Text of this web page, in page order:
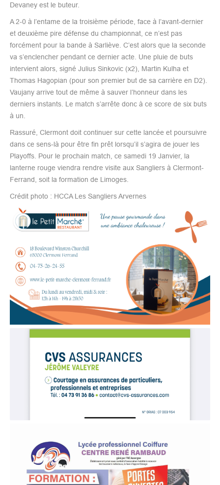
Devaney est le buteur.
A 2-0 à l’entame de la troisième période, face à l’avant-dernier
et deuxième pire défense du championnat, ce n’est pas
forcément pour la bande à Sarliève. C’est alors que la seconde
va s’enclencher pendant ce dernier acte. Une pluie de buts
intervient alors, signé Julius Sinkovic (x2), Martin Kulha et
Thomas Hagopian (pour son premier but de sa carrière en D2).
Vaujany arrive tout de même à sauver l’honneur dans les
derniers instants. Le match s’arrête donc à ce score de six buts
à un.
Rassuré, Clermont doit continuer sur cette lancée et poursuivre
dans ce sens-là pour être fin prêt lorsqu’il s’agira de jouer les
Playoffs. Pour le prochain match, ce samedi 19 Janvier, la
lanterne rouge viendra rendre visite aux Sangliers à Clermont-
Ferrand, soit la formation de Limoges.
Crédit photo : HCCA Les Sangliers Arvernes